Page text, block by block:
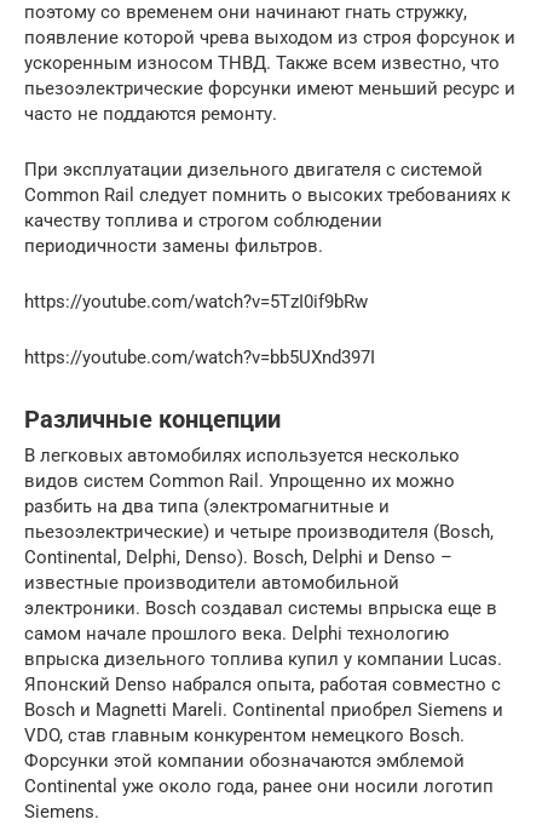
поэтому со временем они начинают гнать стружку,
появление которой чрева выходом из строя форсунок и
ускоренным износом ТНВД. Также всем известно, что
пьезоэлектрические форсунки имеют меньший ресурс и
часто не поддаются ремонту.
При эксплуатации дизельного двигателя с системой
Сommon Rail следует помнить о высоких требованиях к
качеству топлива и строгом соблюдении
периодичности замены фильтров.
https://youtube.com/watch?v=5TzI0if9bRw
https://youtube.com/watch?v=bb5UXnd397I
Различные концепции
В легковых автомобилях используется несколько
видов систем Common Rail. Упрощенно их можно
разбить на два типа (электромагнитные и
пьезоэлектрические) и четыре производителя (Bosch,
Continental, Delphi, Denso). Bosch, Delphi и Denso –
известные производители автомобильной
электроники. Bosch создавал системы впрыска еще в
самом начале прошлого века. Delphi технологию
впрыска дизельного топлива купил у компании Lucas.
Японский Denso набрался опыта, работая совместно с
Bosch и Magnetti Mareli. Continental приобрел Siemens и
VDO, став главным конкурентом немецкого Bosch.
Форсунки этой компании обозначаются эмблемой
Continental уже около года, ранее они носили логотип
Siemens.